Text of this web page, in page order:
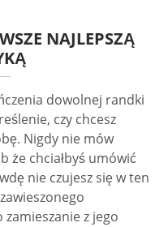
NAJLEPSZĄ
dowolnej randki
czy chcesz
Nigdy nie mów
że chciałbyś umówić
nie czujesz się w ten
z jego